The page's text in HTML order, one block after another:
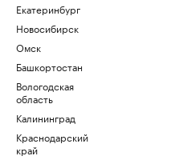
Екатеринбург
Новосибирск
Омск
Башкортостан
Вологодская
область
Калининград
Краснодарский
край